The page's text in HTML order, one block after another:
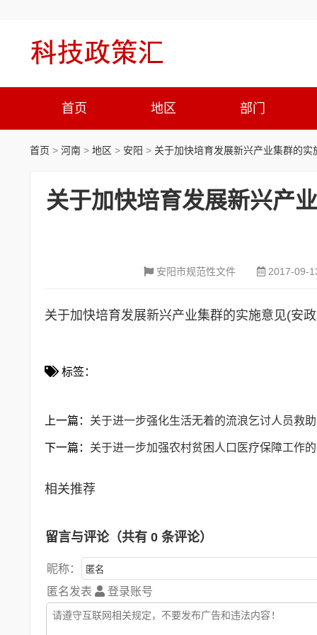
首页 地区 部门
首页 > 河南 > 地区 > 安阳 > 关于加快培育发展新兴产业集群的
关于加快培育发展新兴产
安阳市规范性文件 2017-09-
关于加快培育发展新兴产业集群的实施意见(安
标签：
上一篇： 关于进一步强化生活无着的流浪乞讨人员救
下一篇： 关于进一步加强农村贫困人口医疗保障工作
相关推荐
留言与评论（共有 0 条评论）
昵称：
匿名发表
登录账号